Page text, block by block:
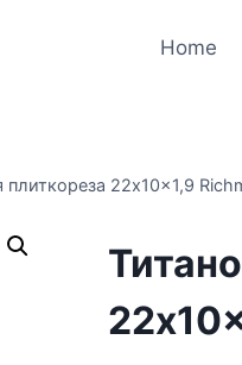
Home
22x10x1,9